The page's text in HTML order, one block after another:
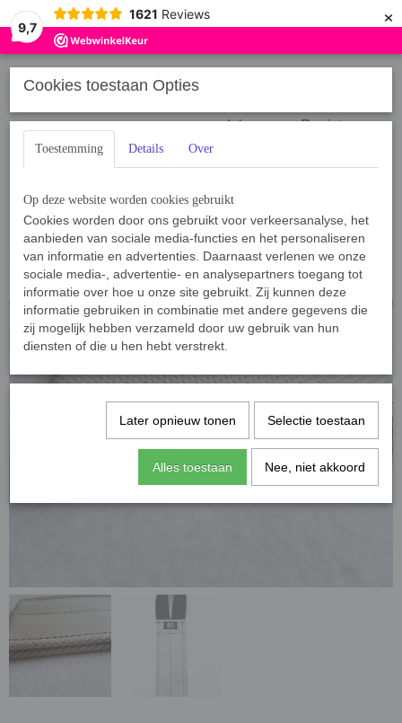
9,7
1621 Reviews ×
Inloggen Registreren
Home › Sport, Spel en Training › Bijtrollen, Bijtkussens & Bijtzakken ›
Nylonbrandslang › Nylonbrandslang Tug Extra strong
Cookies toestaan Opties
Toestemming Details Over
Op deze website worden cookies gebruikt
Cookies worden door ons gebruikt voor verkeersanalyse, het
aanbieden van sociale media-functies en het personaliseren
van informatie en advertenties. Daarnaast verlenen we onze
sociale media-, advertentie- en analysepartners toegang tot
informatie over hoe u onze site gebruikt. Zij kunnen deze
informatie gebruiken in combinatie met andere gegevens die
zij mogelijk hebben verzameld door uw gebruik van hun
diensten of die u hen hebt verstrekt.
Later opnieuw tonen Selectie toestaan
Alles toestaan Nee, niet akkoord